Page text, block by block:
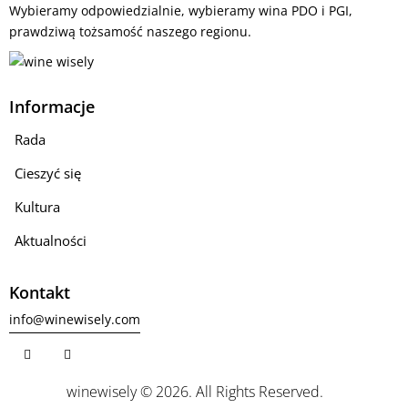
Wybieramy odpowiedzialnie, wybieramy wina PDO i PGI,
prawdziwą tożsamość naszego regionu.
Informacje
Rada
Cieszyć się
Kultura
Aktualności
Kontakt
info@winewisely.com
winewisely © 2026. All Rights Reserved.